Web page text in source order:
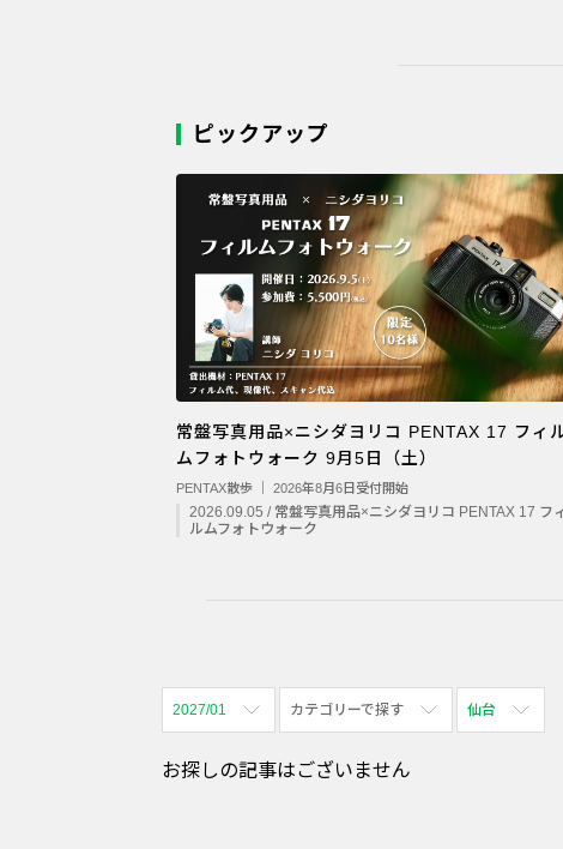
ピックアップ
常盤写真用品×ニシダヨリコ PENTAX 17 フィ
ムフォトウォーク 9月5日（土）
PENTAX散歩 ｜ 2026年8月6日受付開始
2026.09.05 / 常盤写真用品×ニシダヨリコ PENTAX 17 フ
ルムフォトウォーク
2027/01
全期間
カテゴリーで探す
全て表示
仙台
お探しの記事はございません